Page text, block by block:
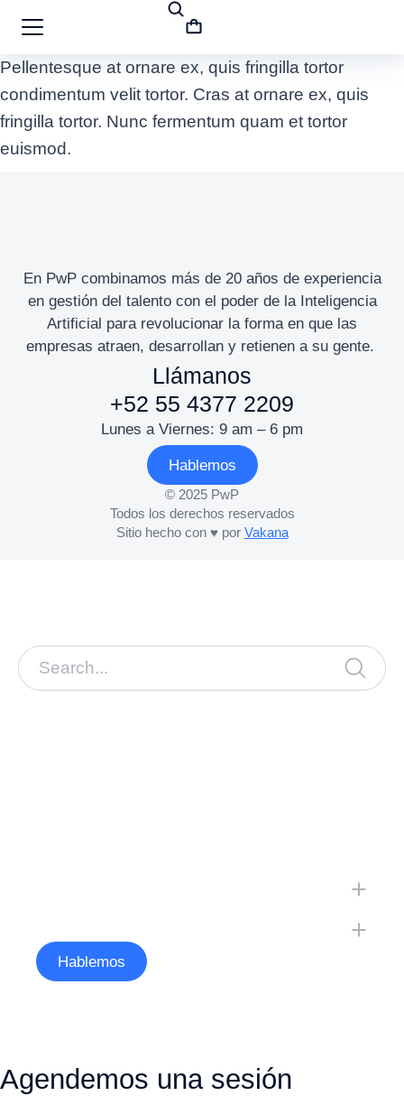
Pellentesque at ornare ex, quis fringilla tortor
condimentum velit tortor. Cras at ornare ex, quis
fringilla tortor. Nunc fermentum quam et tortor
euismod.
En PwP combinamos más de 20 años de experiencia
en gestión del talento con el poder de la Inteligencia
Artificial para revolucionar la forma en que las
empresas atraen, desarrollan y retienen a su gente.
Llámanos
+52 55 4377 2209
Lunes a Viernes: 9 am – 6 pm
Hablemos
© 2025 PwP
Todos los derechos reservados
Sitio hecho con ♥ por Vakana
Hablemos
Agendemos una sesión